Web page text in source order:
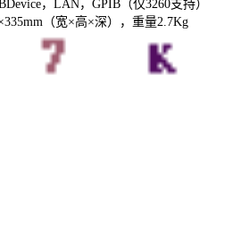
，LAN，GPIB（仅3260支持）
（宽×高×深），重量2.7Kg